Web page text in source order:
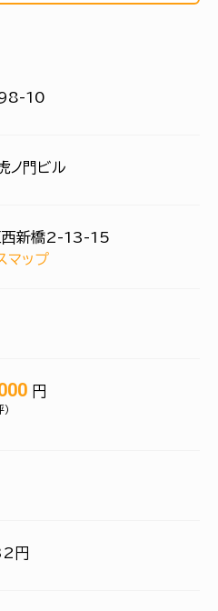
10
ノ門ビル
西新橋2-13-15
マップ
円
円